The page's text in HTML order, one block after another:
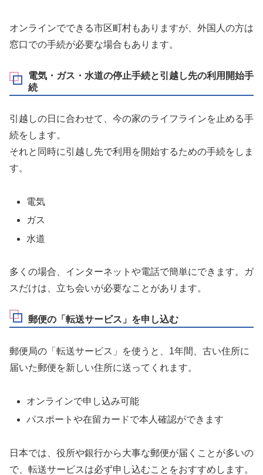
オンラインでできる市区町村もありますが、外国人の方は
窓口での手続が必要な場合もあります。
電気・ガス・水道の停止手続と引越し先の利用開始手
続
引越しの日に合わせて、今の家のライフラインを止める手
続をします。
それと同時に引越し先で利用を開始するための手続をしま
す。
電気
ガス
水道
多くの場合、インターネットや電話で簡単にできます。ガ
スだけは、立ち会いが必要なことがあります。
郵便の「転送サービス」を申し込む
郵便局の「転送サービス」を使うと、1年間、古い住所に
届いた郵便を新しい住所に送ってくれます。
オンラインで申し込み可能
パスポートや在留カードで本人確認ができます
日本では、役所や銀行から大事な郵便が届くことが多いの
で、転送サービスは必ず申し込むことをおすすめします。